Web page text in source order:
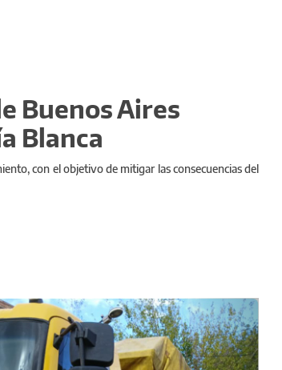
Buenos Aires
Blanca
con el objetivo de mitigar las consecuencias del